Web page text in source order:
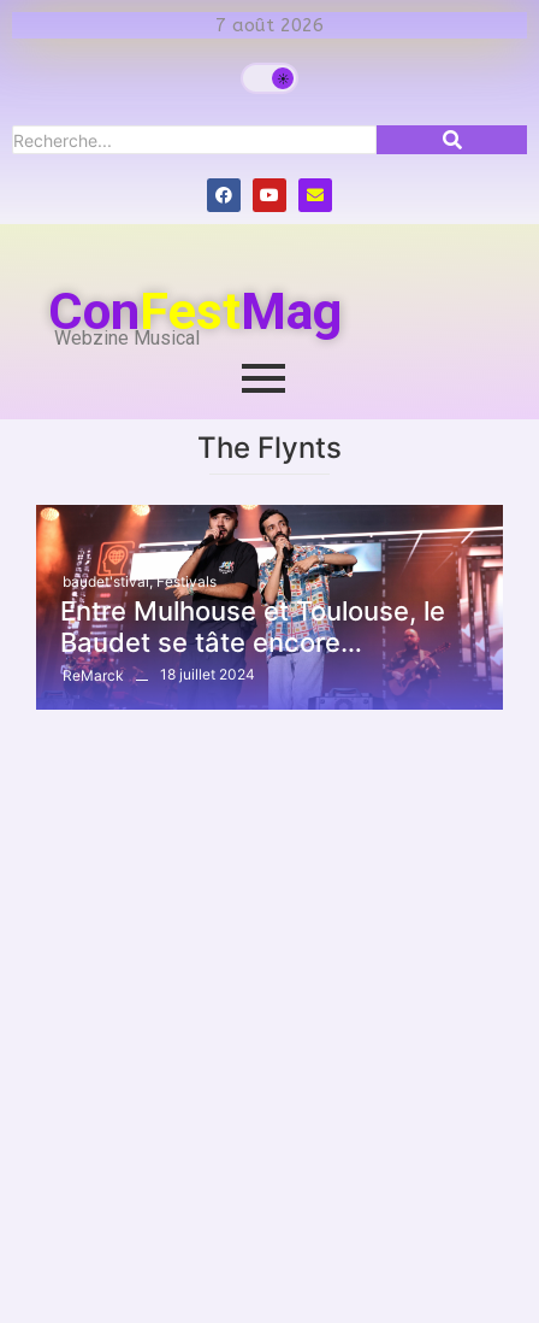
7 août 2026
ConFestMag
Webzine Musical
The Flynts
baudet'stival, Festivals
Entre Mulhouse et Toulouse, le
Baudet se tâte encore…
ReMarck 18 juillet 2024